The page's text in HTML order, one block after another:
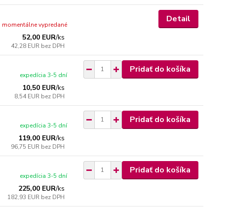
52,00 EUR/ks
42,28 EUR bez DPH
momentálne vypredané
Detail
10,50 EUR/ks
8,54 EUR bez DPH
expedícia 3-5 dní
Pridať do košíka
119,00 EUR/ks
96,75 EUR bez DPH
expedícia 3-5 dní
Pridať do košíka
225,00 EUR/ks
182,93 EUR bez DPH
expedícia 3-5 dní
Pridať do košíka